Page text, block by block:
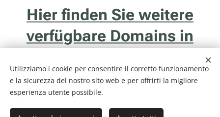
Hier finden Sie weitere
verfügbare Domains in
Utilizziamo i cookie per consentire il corretto funzionamento
e la sicurezza del nostro sito web e per offrirti la migliore
esperienza utente possibile.